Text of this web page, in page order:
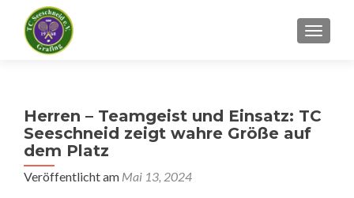
Herren – Teamgeist und Einsatz: TC
Seeschneid zeigt wahre Größe auf
dem Platz
Veröffentlicht am Mai 13, 2024